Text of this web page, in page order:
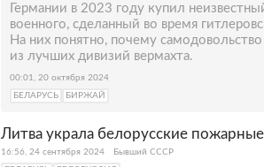
Германии в 2023 году купил
военного, сделанный во время
На них понятно, почему
из лучших дивизий вермахта.
00:01, 20 октября 2024
БЕЛАРУСЬ
БИРЖАЙ
Литва украла белорусские
16:56, 24 сентября 2024
Бывший СССР